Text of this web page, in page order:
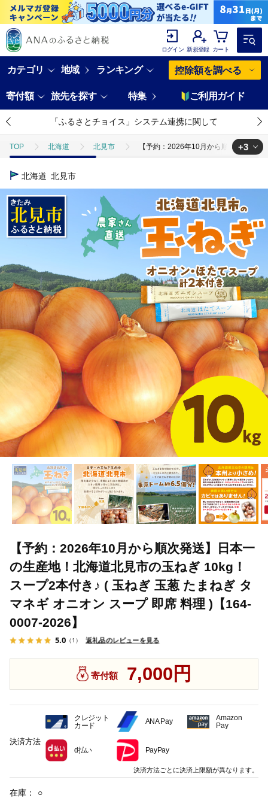
ログイン 新規登録 カート
カテゴリ 地域 ランキング 控除額を調べる
寄付額 旅先を探す 特集 ご利用ガイド
「ふるさとチョイス」システム連携に関して
TOP 北海道 北見市 【予約：2026年10月から順次発送】
TOP
TOP 加工食品 【予約：2026年10月から順次発送】日本一の生産
+3
北海道 北見市
【予約：2026年10月から順次発送】日本一
の生産地！北海道北見市の玉ねぎ 10kg！
スープ2本付き♪ ( 玉ねぎ 玉葱 たまねぎ タ
マネギ オニオン スープ 即席 料理 )【164-
0007-2026】
5.0 （1） 返礼品のレビューを見る
寄付額 7,000円
在庫： ○
決済方法
クレジット
カード
ANA Pay
Amazon
Pay
d払い PayPay
決済方法ごとに決済上限額が異なります。